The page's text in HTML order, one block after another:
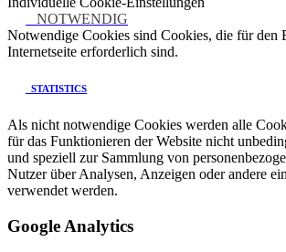
NOTWENDIG
Notwendige Cookies sind Cookies, die für den
Internetseite erforderlich sind.
STATISTICS
Als nicht notwendige Cookies werden alle
für das Funktionieren der Website nicht
und speziell zur Sammlung von
Nutzer über Analysen, Anzeigen oder andere
verwendet werden.
Google Analytics